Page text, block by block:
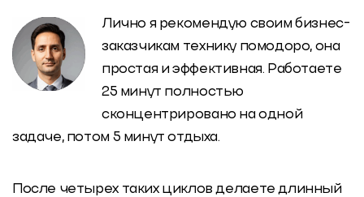
Лично я рекомендую своим бизнес-
заказчикам технику помодоро, она
простая и эффективная. Работаете
25 минут полностью
сконцентрировано на одной
задаче, потом 5 минут отдыха.
После четырех таких циклов делаете длинный